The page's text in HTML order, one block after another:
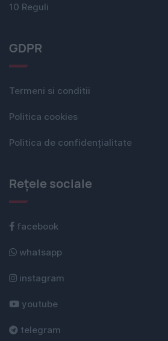
10 Reguli
GDPR
Termeni si conditii
Politica cookies
Politica de confidențialitate
Rețele sociale
facebook
whatsapp
instagram
youtube
telegram